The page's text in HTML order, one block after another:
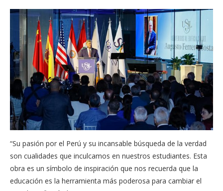
“Su pasión por el Perú y su incansable búsqueda de la verdad
son cualidades que inculcamos en nuestros estudiantes. Esta
obra es un símbolo de inspiración que nos recuerda que la
educación es la herramienta más poderosa para cambiar el